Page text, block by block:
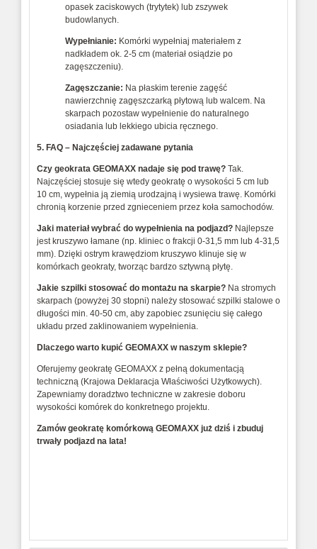
opasek zaciskowych (trytytek) lub zszywek
budowlanych.
Wypełnianie: Komórki wypełniaj materiałem z
nadkładem ok. 2-5 cm (materiał osiądzie po
zagęszczeniu).
Zagęszczanie: Na płaskim terenie zagęść
nawierzchnię zagęszczarką płytową lub walcem. Na
skarpach pozostaw wypełnienie do naturalnego
osiadania lub lekkiego ubicia ręcznego.
5. FAQ – Najczęściej zadawane pytania
Czy geokrata GEOMAXX nadaje się pod trawę? Tak.
Najczęściej stosuje się wtedy geokratę o wysokości 5 cm lub
10 cm, wypełnia ją ziemią urodzajną i wysiewa trawę. Komórki
chronią korzenie przed zgnieceniem przez koła samochodów.
Jaki materiał wybrać do wypełnienia na podjazd? Najlepsze
jest kruszywo łamane (np. kliniec o frakcji 0-31,5 mm lub 4-31,5
mm). Dzięki ostrym krawędziom kruszywo klinuje się w
komórkach geokraty, tworząc bardzo sztywną płytę.
Jakie szpilki stosować do montażu na skarpie? Na stromych
skarpach (powyżej 30 stopni) należy stosować szpilki stalowe o
długości min. 40-50 cm, aby zapobiec zsunięciu się całego
układu przed zaklinowaniem wypełnienia.
Dlaczego warto kupić GEOMAXX w naszym sklepie?
Oferujemy geokratę GEOMAXX z pełną dokumentacją
techniczną (Krajowa Deklaracja Właściwości Użytkowych).
Zapewniamy doradztwo techniczne w zakresie doboru
wysokości komórek do konkretnego projektu.
Zamów geokratę komórkową GEOMAXX już dziś i zbuduj
trwały podjazd na lata!